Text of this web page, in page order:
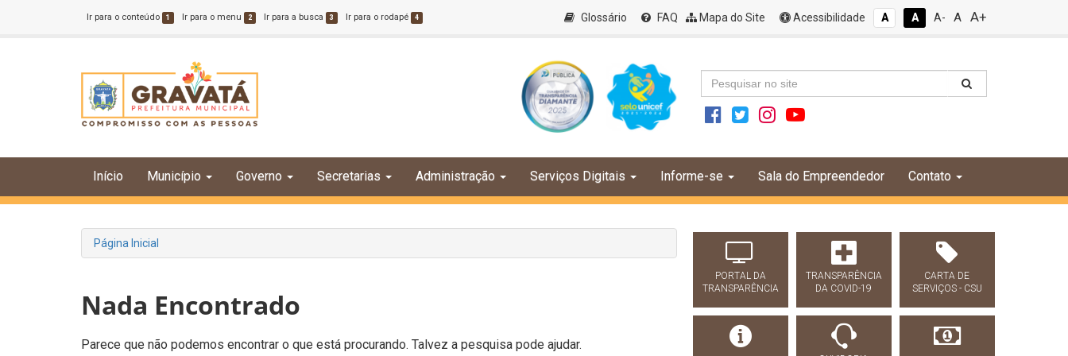
Ir para o conteúdo 1 Ir para o menu 2 Ir para a busca 3 Ir para o rodapé 4 Glossário FAQ Mapa do Site Acessibilidade A A A- A A+
Início Município Governo Secretarias Administração Serviços Digitais Informe-se Sala do Empreendedor Contato
Página Inicial
Nada Encontrado
Parece que não podemos encontrar o que está procurando. Talvez a pesquisa pode ajudar.
PORTAL DA
TRANSPARÊNCIA
TRANSPARÊNCIA
DA COVID-19
CARTA DE
SERVIÇOS - CSU